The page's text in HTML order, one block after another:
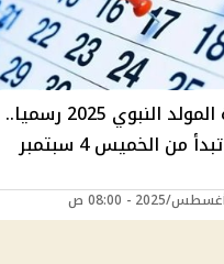
من الخميس 4 سبتمبر